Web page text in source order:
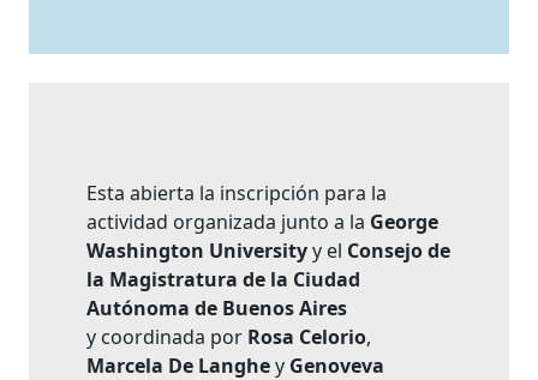
Esta abierta la inscripción para la
actividad organizada junto a la George
Washington Universityy el Consejo de
la Magistratura de la Ciudad
Autónoma de Buenos Aires
y coordinada por Rosa Celorio,
Marcela De Langhey Genoveva